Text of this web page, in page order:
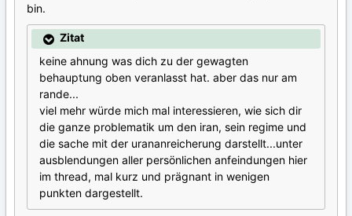
bin.
Zitat
keine ahnung was dich zu der gewagten
behauptung oben veranlasst hat. aber das nur am
rande...
viel mehr würde mich mal interessieren, wie sich dir
die ganze problematik um den iran, sein regime und
die sache mit der urananreicherung darstellt...unter
ausblendungen aller persönlichen anfeindungen hier
im thread, mal kurz und prägnant in wenigen
punkten dargestellt.